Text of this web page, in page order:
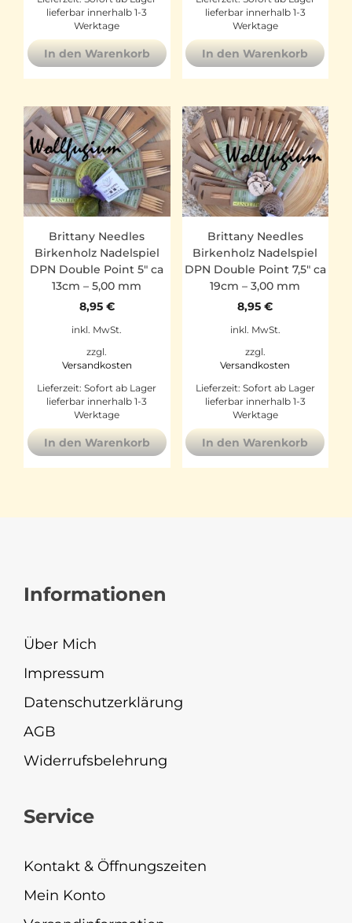
lieferbar innerhalb 1-3
Werktage
In den Warenkorb
lieferbar innerhalb 1-3
Werktage
In den Warenkorb
Brittany Needles
Birkenholz Nadelspiel
DPN Double Point 5″ ca
13cm – 5,00 mm
8,95 €
inkl. MwSt.
zzgl.
Versandkosten
Lieferzeit:Sofort ab Lager
lieferbar innerhalb 1-3
Werktage
In den Warenkorb
Brittany Needles
Birkenholz Nadelspiel
DPN Double Point 7,5″ ca
19cm – 3,00 mm
8,95€
inkl. MwSt.
zzgl.
Versandkosten
Lieferzeit: Sofort ab Lager
lieferbar innerhalb 1-3
Werktage
In den Warenkorb
Informationen
Über Mich
Impressum
Datenschutzerklärung
AGB
Widerrufsbelehrung
Service
Kontakt & Öffnungszeiten
Mein Konto